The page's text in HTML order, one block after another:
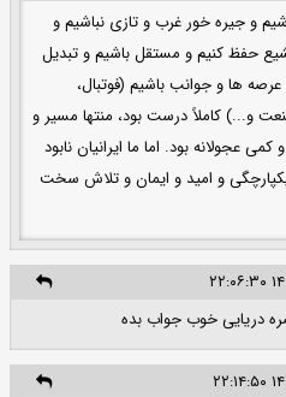
و جیره خور غرب و تازی نباشیم و
طریق تشیع حفظ کنیم و مستقل باشیم و تبدیل
ها و جوانب باشیم (فوتبال،
و...) کاملاً درست بود، منتها مسیر و
عجولانه بود. اما ما ایرانیان نابود
و امید و ایمان و تلاش سخت
دریایی خوب جواب بده